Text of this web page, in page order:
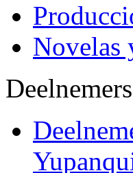
Novelas